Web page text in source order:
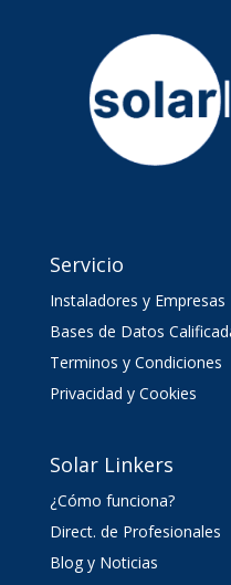
Servicio
Instaladores y Empresas
Bases de Datos
Terminos y Condiciones
Privacidad y Cookies
Solar Linkers
¿Cómo funciona?
Direct. de Profesionales
Blog y Noticias